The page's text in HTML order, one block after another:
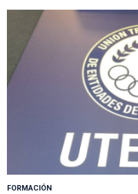
FORMACIÓN